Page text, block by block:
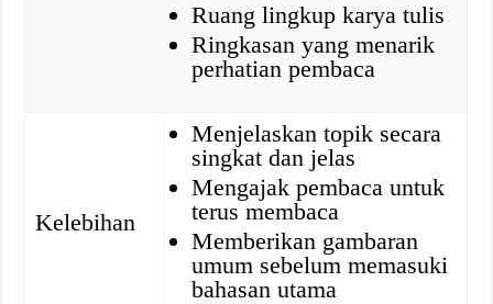
Ruang lingkup karya tulis
Ringkasan yang menarik
perhatian pembaca
Kelebihan
Menjelaskan topik secara
singkat dan jelas
Mengajak pembaca untuk
terus membaca
Memberikan gambaran
umum sebelum memasuki
bahasan utama